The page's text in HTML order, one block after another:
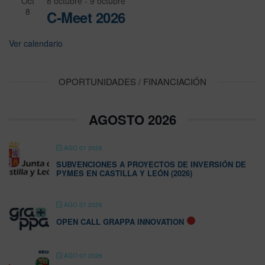
8
C-Meet 2026
Ver calendario
OPORTUNIDADES / FINANCIACIÓN
AGOSTO 2026
AGO 07 2026
SUBVENCIONES A PROYECTOS DE INVERSIÓN DE
PYMES EN CASTILLA Y LEÓN (2026)
AGO 07 2026
OPEN CALL GRAPPA INNOVATION
AGO 07 2026